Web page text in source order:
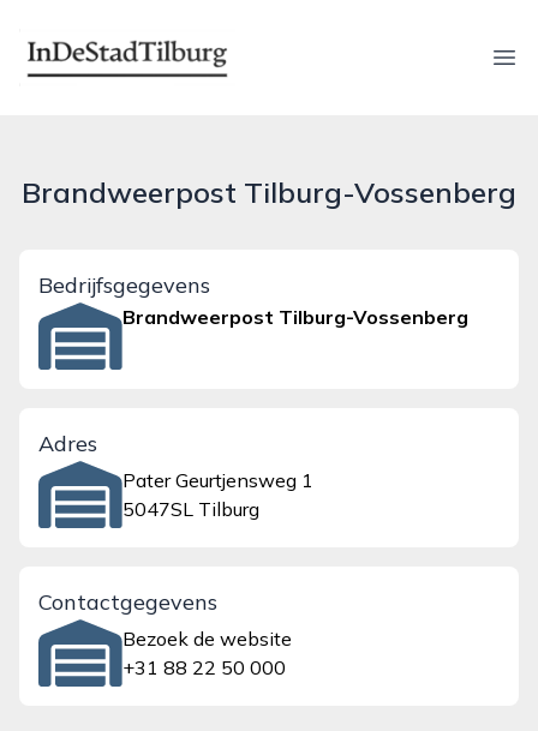
indestadtilburg.nl
Brandweerpost Tilburg-Vossenberg
Bedrijfsgegevens
Brandweerpost Tilburg-Vossenberg
Adres
Pater Geurtjensweg 1
5047SL Tilburg
Contactgegevens
Bezoek de website
+31 88 22 50 000